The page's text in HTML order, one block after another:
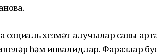
социаль хезмәт алучылар саны
һәм инвалидлар. Фаразлар